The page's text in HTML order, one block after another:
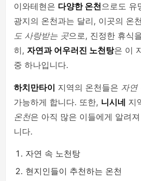
이와테현은 다양한 온천으로도 유
광지의 온천과는 달리, 이곳의 온
도 사랑받는 곳으로, 진정한 휴식
히, 자연과 어우러진 노천탕은 이
중 하나입니다.
하치만타이 지역의 온천들은 자연
가능하게 합니다. 또한, 니시네 지
온천은 아직 많은 이들에게 알려
니다.
자연 속 노천탕
현지인들이 추천하는 온천